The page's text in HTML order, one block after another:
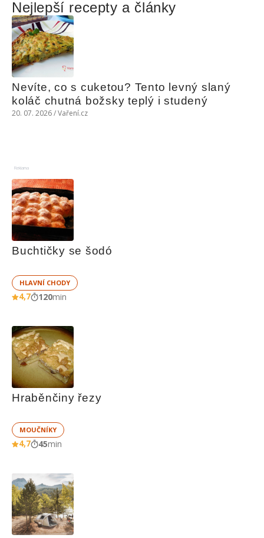
Nejlepší recepty a články
Nevíte, co s cuketou? Tento levný slaný
koláč chutná božsky teplý i studený
20. 07. 2026 / Vaření.cz
Reklama
Buchtičky se šodó
HLAVNÍ CHODY
4,7 120min
Hraběnčiny řezy
MOUČNÍKY
4,7 45min